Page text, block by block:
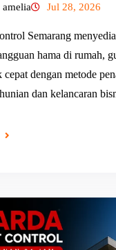
amelia Jul 28, 2026
Semarang
hama di rumah,
dengan metode
dan kelancaran